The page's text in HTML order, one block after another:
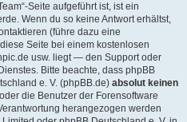
Seite aufgeführt ist, ist ein
Wenn du so keine Antwort erhältst,
(führe dazu eine
Seite bei einem kostenlosen
usw. liegt — den Support oder
Bitte beachte, dass phpBB
e. V. (phpBB.de) absolut keinen
die Benutzer der Forensoftware
herangezogen werden